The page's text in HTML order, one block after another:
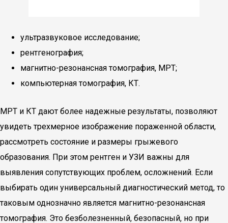
ультразвуковое исследование;
рентгенография;
магнитно-резонансная томография, МРТ;
компьютерная томография, КТ.
МРТ и КТ дают более надежные результаты, позволяют
увидеть трехмерное изображение пораженной области,
рассмотреть состояние и размеры грыжевого
образования. При этом рентген и УЗИ важны для
выявления сопутствующих проблем, осложнений. Если
выбирать один универсальный диагностический метод, то
таковым однозначно является магнитно-резонансная
томография. Это безболезненный, безопасный, но при